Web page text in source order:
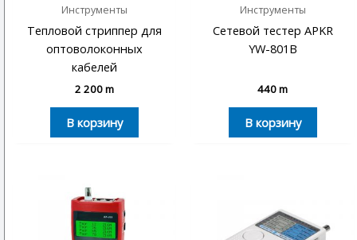
Инструменты
Тепловой стриппер для
оптоволоконных
кабелей
2 200m
В корзину
Инструменты
Сетевой тестер APKR
YW-801B
440m
В корзину